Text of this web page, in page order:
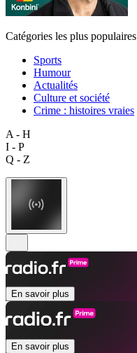
Catégories les plus populaires
Sports
Humour
Actualités
Culture et société
Crime : histoires vraies
A - H
I - P
Q - Z
En savoir plus
En savoir plus